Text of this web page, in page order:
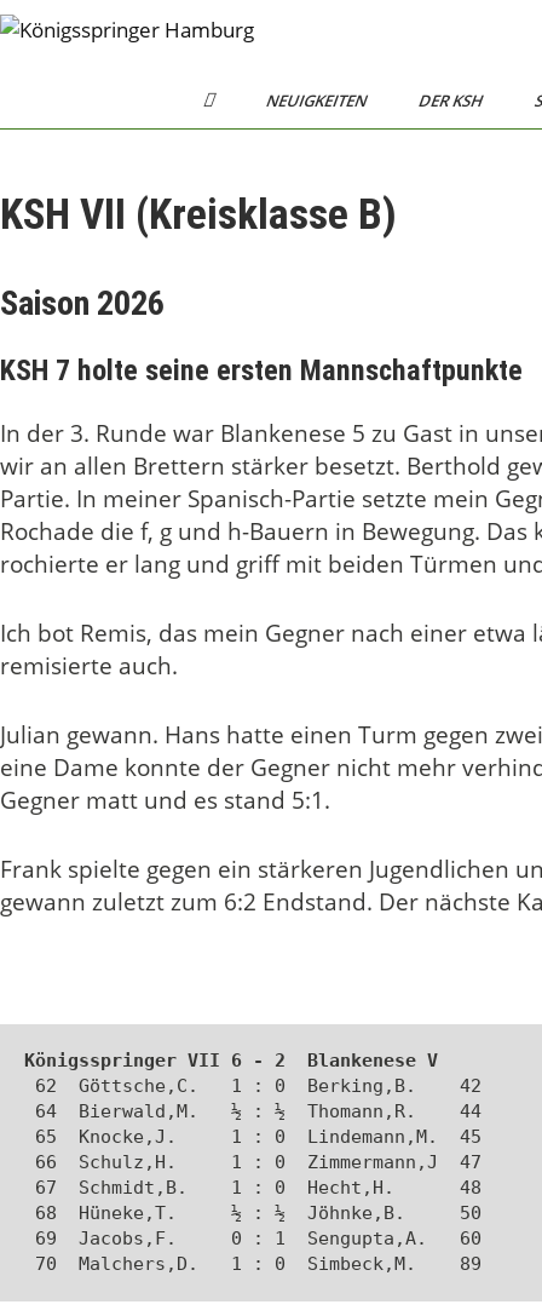
Skip
H
O
NEUIGKEITEN DER KSH
KSH VII (Kreisklasse B)
Saison 2026
KSH 7 holte seine ersten Mannschaftpunkte
In der 3. Runde war Blankenese 5 zu Gast in
wir an allen Brettern stärker besetzt. Berthold
Partie. In meiner Spanisch-Partie setzte mein
Rochade die f, g und h-Bauern in Bewegung.
rochierte er lang und griff mit beiden Türmen
Ich bot Remis, das mein Gegner nach einer
remisierte auch.
Julian gewann. Hans hatte einen Turm gegen
eine Dame konnte der Gegner nicht mehr
Gegner matt und es stand 5:1.
Frank spielte gegen ein stärkeren Jugendlichen
gewann zuletzt zum 6:2 Endstand. Der nächste
Königsspringer VII 6 - 2  Blankenese V
62  Göttsche,C.   1 : 0  Berking,B.    42
64  Bierwald,M.   ½ : ½  Thomann,R.    44
65  Knocke,J.     1 : 0  Lindemann,M.  45
66  Schulz,H.     1 : 0  Zimmermann,J  47
67  Schmidt,B.    1 : 0  Hecht,H.      48
68  Hüneke,T.     ½ : ½  Jöhnke,B.     50
69  Jacobs,F.     0 : 1  Sengupta,A.   60
70  Malchers,D.   1 : 0  Simbeck,M.    89